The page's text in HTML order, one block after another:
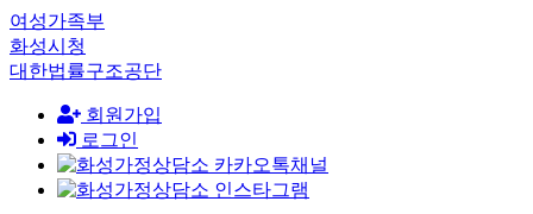
여성가족부
화성시청
대한법률구조공단
회원가입
로그인